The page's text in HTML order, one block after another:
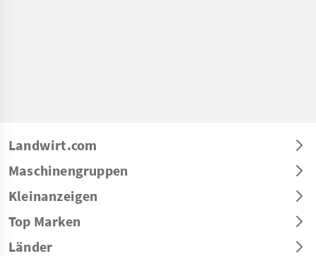
Landwirt.com
Maschinengruppen
Kleinanzeigen
Top Marken
Länder